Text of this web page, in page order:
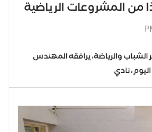
من المشروعات الرياضية
الشباب والرياضة، يرافقه المهندس
نادي